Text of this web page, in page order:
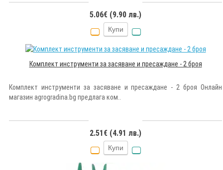
5.06€ (9.90 лв.)
Купи
Комплект инструменти за засяване и пресаждане - 2 броя
Комплект инструменти за засяване и пресаждане - 2 броя Онлайн
магазин agrogradina.bg предлага ком..
2.51€ (4.91 лв.)
Купи